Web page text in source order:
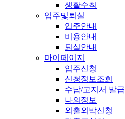
생활수칙
입주및퇴실
입주안내
비용안내
퇴실안내
마이페이지
입주신청
신청정보조회
수납/고지서 발급
나의정보
외출외박신청